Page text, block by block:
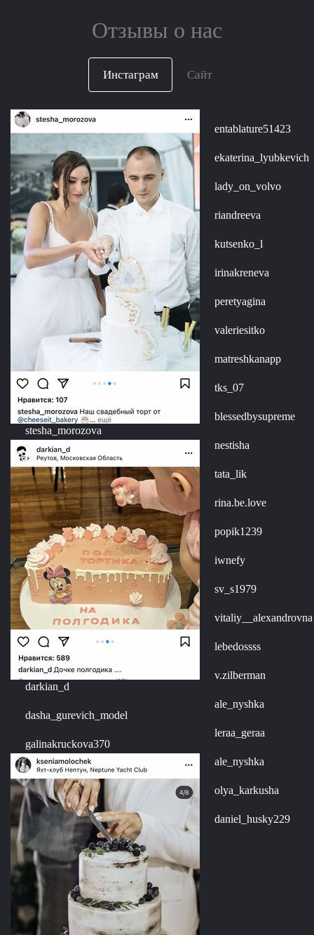
Отзывы о нас
Инстаграм Сайт
stesha_morozova
darkian_d
dasha_gurevich_model
galinakruckova370
entablature51423
ekaterina_lyubkevich
lady_on_volvo
riandreeva
kutsenko_l
irinakreneva
peretyagina
valeriesitko
matreshkanapp
tks_07
blessedbysupreme
nestisha
tata_lik
rina.be.love
popik1239
iwnefy
sv_s1979
vitaliy__alexandrovna
lebedossss
v.zilberman
ale_nyshka
leraa_geraa
ale_nyshka
olya_karkusha
daniel_husky229